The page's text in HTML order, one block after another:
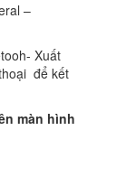
–
Xuất
để kết
màn hình